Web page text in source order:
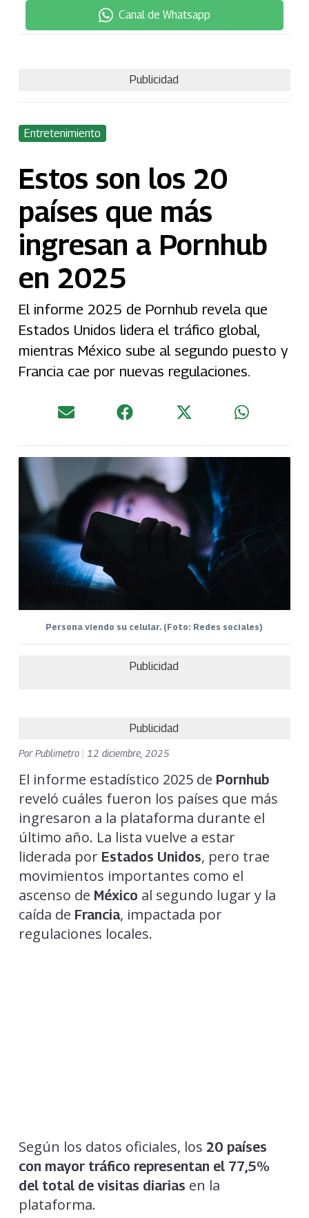
Canal de Whatsapp
Publicidad
Entretenimiento
Estos son los 20
países que más
ingresan a Pornhub
en 2025
El informe 2025 de Pornhub revela que
Estados Unidos lidera el tráfico global,
mientras México sube al segundo puesto y
Francia cae por nuevas regulaciones.
Persona viendo su celular. (Foto: Redes sociales)
Publicidad
Publicidad
PorPublimetro 12 diciembre, 2025
El informe estadístico 2025 de Pornhub
reveló cuáles fueron los países que más
ingresaron a la plataforma durante el
último año. La lista vuelve a estar
liderada por Estados Unidos, pero trae
movimientos importantes como el
ascenso de México al segundo lugar y la
caída de Francia, impactada por
regulaciones locales.
Según los datos oficiales, los 20 países
con mayor tráfico representan el 77,5%
del total de visitas diarias en la
plataforma.